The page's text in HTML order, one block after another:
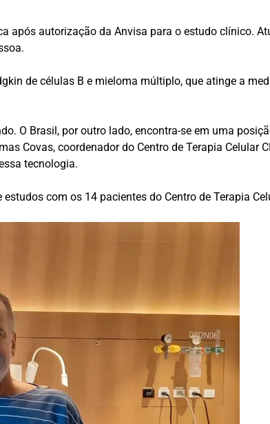
após autorização da Anvisa para o estudo clínico.
de células B e mieloma múltiplo, que atinge a
O Brasil, por outro lado, encontra-se em uma
Covas, coordenador do Centro de Terapia Celular
tecnologia.
com os 14 pacientes do Centro de Terapia